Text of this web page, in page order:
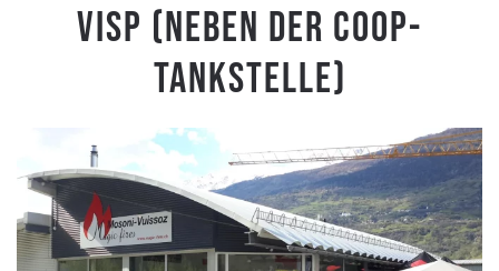
Visp (Neben der Coop-
Tankstelle)